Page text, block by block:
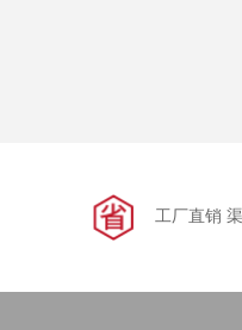
工厂直销